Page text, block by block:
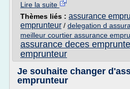
Lire la suite
Thèmes liés : assurance
emprunteur / delegation d
meilleur courtier assurance
assurance deces
emprunteur
Je souhaite changer
emprunteur